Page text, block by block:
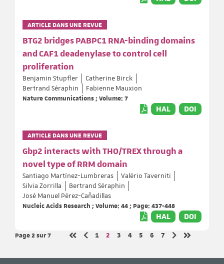
ARTICLE DANS UNE REVUE
BTG2 bridges PABPC1 RNA-binding domains
and CAF1 deadenylase to control cell
proliferation
Benjamin Stupfler
Catherine Birck
Bertrand Séraphin
Fabienne Mauxion
Nature Communications ; Volume: 7
HAL DOI
ARTICLE DANS UNE REVUE
Gbp2 interacts with THO/TREX through a
novel type of RRM domain
Santiago Martínez-Lumbreras
Valério Taverniti
Silvia Zorrilla
Bertrand Séraphin
José Manuel Pérez-Cañadillas
Nucleic Acids Research ; Volume: 44 ; Page: 437-448
HAL DOI
Page 2sur 7
Page
1 Page
2 Page
3 Page
4 Page
5 Page
6 Page
7